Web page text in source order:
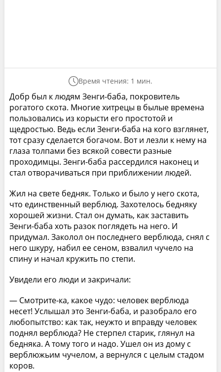
Время чтения: 1 мин.
Добр был к людям Зенги-баба, покровитель
рогатого скота. Многие хитрецы в былые времена
пользовались из корысти его простотой и
щедростью. Ведь если Зенги-баба на кого взглянет,
тот сразу сделается богачом. Вот и лезли к нему на
глаза толпами без всякой совести разные
проходимцы. Зенги-баба рассердился наконец и
стал отворачиваться при приближении людей.
Жил на свете бедняк. Только и было у него скота,
что единственный верблюд. Захотелось бедняку
хорошей жизни. Стал он думать, как заставить
Зенги-баба хоть разок поглядеть на него. И
придумал. Заколол он последнего верблюда, снял с
него шкуру, набил ее сеном, взвалил чучело на
спину и начал кружить по степи.
Увидели его люди и закричали:
— Смотрите-ка, какое чудо: человек верблюда
несет! Услышал это Зенги-баба, и разобрало его
любопытство: как так, неужто и вправду человек
поднял верблюда? Не стерпел старик, глянул на
бедняка. А тому того и надо. Ушел он из дому с
верблюжьим чучелом, а вернулся с целым стадом
коров.